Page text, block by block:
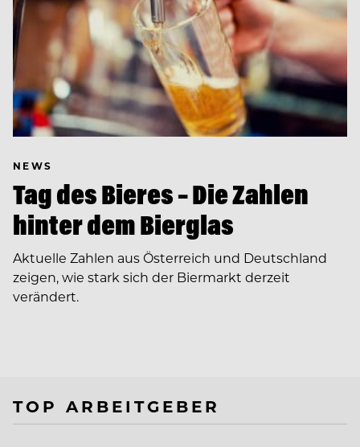
NEWS
Tag des Bieres – Die Zahlen
hinter dem Bierglas
Aktuelle Zahlen aus Österreich und Deutschland
zeigen, wie stark sich der Biermarkt derzeit
verändert.
TOP ARBEITGEBER